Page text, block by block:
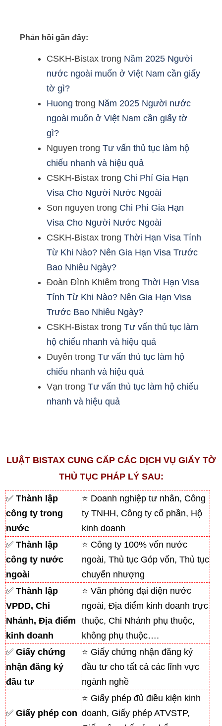
Phản hồi gần đây:
CSKH-Bistax trong Năm 2025 Người
nước ngoài muốn ở Việt Nam cần giấy
tờ gì?
Huong trong Năm 2025 Người nước
ngoài muốn ở Việt Nam cần giấy tờ
gì?
Nguyen trong Tư vấn thủ tục làm hộ
chiếu nhanh và hiệu quả
CSKH-Bistax trong Chi Phí Gia Hạn
Visa Cho Người Nước Ngoài
Son nguyen trong Chi Phí Gia Hạn
Visa Cho Người Nước Ngoài
CSKH-Bistax trong Thời Hạn Visa Tính
Từ Khi Nào? Nên Gia Hạn Visa Trước
Bao Nhiêu Ngày?
Đoàn Đình Khiêm trong Thời Hạn Visa
Tính Từ Khi Nào? Nên Gia Hạn Visa
Trước Bao Nhiêu Ngày?
CSKH-Bistax trong Tư vấn thủ tục làm
hộ chiếu nhanh và hiệu quả
Duyên trong Tư vấn thủ tục làm hộ
chiếu nhanh và hiệu quả
Vạn trong Tư vấn thủ tục làm hộ chiếu
nhanh và hiệu quả
LUẬT BISTAX CUNG CẤP CÁC DỊCH VỤ GIẤY TỜ
THỦ TỤC PHÁP LÝ SAU:
✅ Thành lập
công ty trong
nước
⭐ Doanh nghiệp tư nhân, Công
ty TNHH, Công ty cổ phần, Hộ
kinh doanh
✅ Thành lập
công ty nước
ngoài
⭐ Công ty 100% vốn nước
ngoài, Thủ tục Góp vốn, Thủ tục
chuyển nhượng
✅ Thành lập
VPDD, Chi
Nhánh, Địa điểm
kinh doanh
⭐ Văn phòng đại diện nước
ngoài, Địa điểm kinh doanh trực
thuộc, Chi Nhánh phụ thuộc,
không phụ thuộc….
✅ Giấy chứng
nhận đăng ký
đầu tư
⭐ Giấy chứng nhận đăng ký
đầu tư cho tất cả các lĩnh vực
ngành nghề
✅ Giấy phép con
⭐ Giấy phép đủ điều kiện kinh
doanh, Giấy phép ATVSTP,